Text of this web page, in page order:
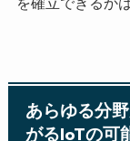
あらゆる分
がるIoTの可